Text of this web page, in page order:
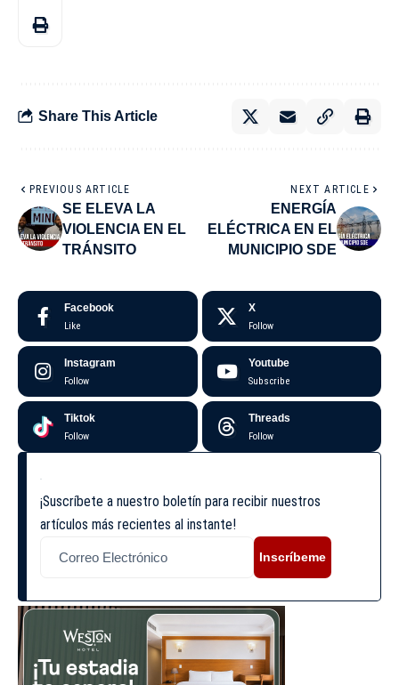
Share This Article
PREVIOUS ARTICLE
SE ELEVA LA
VIOLENCIA EN EL
TRÁNSITO
NEXT ARTICLE
ENERGÍA
ELÉCTRICA EN EL
MUNICIPIO SDE
Facebook
Like
X
Follow
Instagram
Follow
Youtube
Subscribe
Tiktok
Follow
Threads
Follow
¡Suscríbete a nuestro boletín para recibir nuestros
artículos más recientes al instante!
Inscríbeme